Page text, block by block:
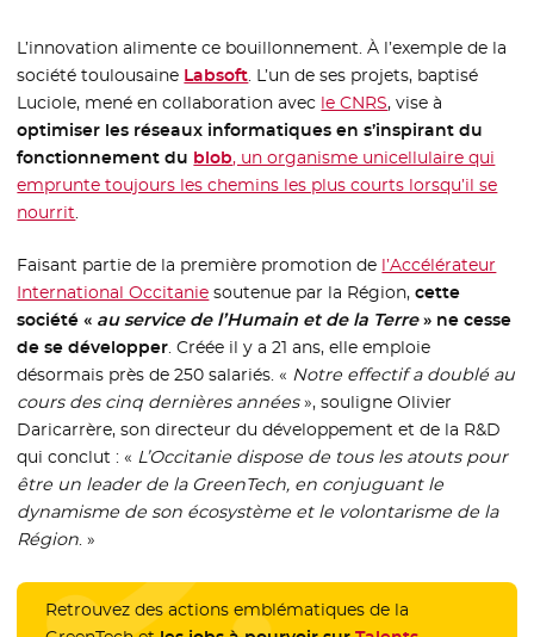
L’innovation alimente ce bouillonnement. À l’exemple de la
société toulousaine Labsoft - Nouvelle fenêtre
. L’un de ses projets, baptisé
Luciole, mené en collaboration avec le CNRS- Nouvelle
, vise à
optimiser les réseaux informatiques en s’inspirant du
fonctionnement du blob- Nouvelle fenêtre
, un organisme unicellulaire qui
emprunte toujours les chemins les plus courts lorsqu’il se
nourrit
Faisant partie de la première promotion de l’Accélérateur
International Occitanie - Nouvelle fenêtre
soutenue par la Région,cette
société « au service de l’Humain et de la Terre» ne cesse
de se développer. Créée il y a 21 ans, elle emploie
désormais près de 250 salariés. « Notre effectif a doublé au
cours des cinq dernières années», souligne Olivier
Daricarrère, son directeur du développement et de la R&D
qui conclut : « L’Occitanie dispose de tous les atouts pour
être un leader de la GreenTech, en conjuguant le
dynamisme de son écosystème et le volontarisme de la
Région. »
Retrouvez des actions emblématiques de la